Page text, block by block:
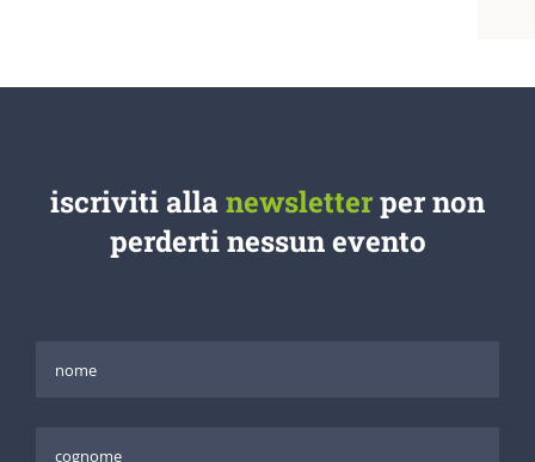
iscriviti allanewsletterper non
perderti nessun evento